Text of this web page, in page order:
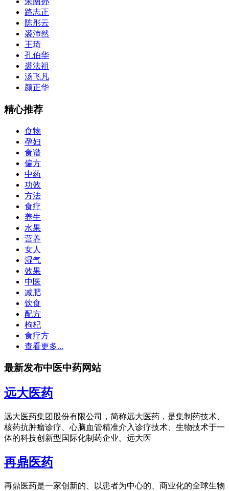
路志正
陈彤云
裘沛然
王琦
孔伯华
裘法祖
汤飞凡
颜正华
精心推荐
食物
孕妇
食谱
偏方
中药
功效
方法
食疗
养生
水果
营养
女人
湿气
效果
中医
减肥
饮食
配方
枸杞
食疗方
查看更多...
最新发布中医中药网站
远大医药
远大医药集团股份有限公司，简称远大医药，是集制药技术、
核药抗肿瘤诊疗、心脑血管精准介入诊疗技术、生物技术于一
体的科技创新型国际化制药企业。远大医
再鼎医药
再鼎医药是一家创新的、以患者为中心的、商业化的全球生物